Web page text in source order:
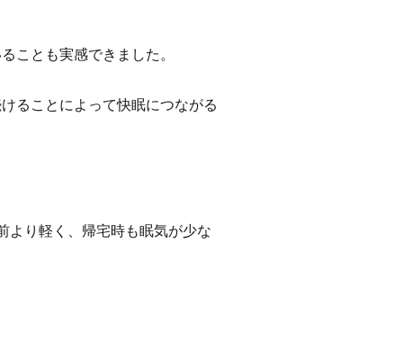
ことも実感できました。
ることによって快眠につながる
より軽く、帰宅時も眠気が少な